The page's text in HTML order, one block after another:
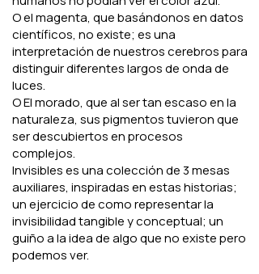
O el magenta, que basándonos en datos
científicos, no existe; es una
interpretación de nuestros cerebros para
distinguir diferentes largos de onda de
luces.
O El morado, que al ser tan escaso en la
naturaleza, sus pigmentos tuvieron que
ser descubiertos en procesos
complejos.
Invisibles es una colección de 3 mesas
auxiliares, inspiradas en estas historias;
un ejercicio de como representar la
invisibilidad tangible y conceptual; un
guiño a la idea de algo que no existe pero
podemos ver.